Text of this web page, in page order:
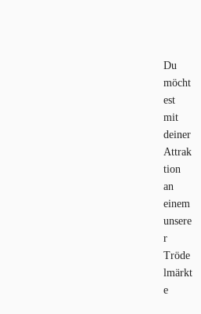
Du
möcht
est
mit
deiner
Attrak
tion
an
einem
unsere
r
Tröde
lmärkt
e